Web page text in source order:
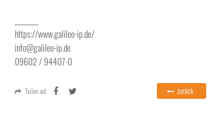
https://www.galileo-ip.de/
info@galileo-ip.de
09602 / 94407-0
Teilen auf zurück